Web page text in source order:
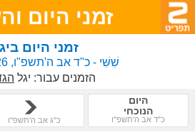
זמני היום
זמני היום
שִׁשִּׁי - כ"ד אב ה'תשפ"ו, 07/08/2026
הזמנים עבור: יגל
היום
הנוכחי
כ"ד אב ה'תשפ"ו כ"ג אב ה'תשפ"ו